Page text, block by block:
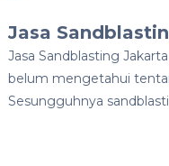
Jasa
Jasa Sandblasting
belum mengetahui
Sesungguhnya